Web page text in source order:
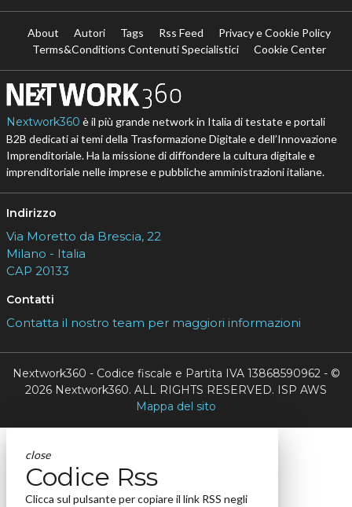
About Autori Tags Rss Feed
Privacy e Cookie Policy
Terms&Conditions Contenuti Specialistici
Cookie Center
Nextwork360 è il più grande network in Italia di testate e portali
B2B dedicati ai temi della Trasformazione Digitale e dell’Innovazione
Imprenditoriale. Ha la missione di diffondere la cultura digitale e
imprenditoriale nelle imprese e pubbliche amministrazioni italiane.
Indirizzo
Via Moretto da Brescia, 22
Milano - Italia
CAP 20133
Contatti
Contatta il nostro team per maggiori informazioni
Nextwork360 - Codice fiscale e Partita IVA 13868590962 - ©
2026 Nextwork360. ALL RIGHTS RESERVED. ISP AWS
Mappa del sito
close
Codice Rss
Clicca sul pulsante per copiare il link RSS negli